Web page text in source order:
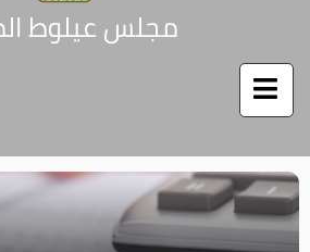
مجلس عيلوط